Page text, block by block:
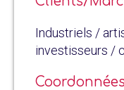
Industriels /
investisseurs /